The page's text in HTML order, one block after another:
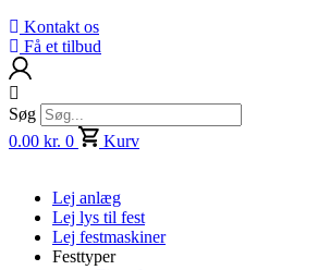
Kontakt os
Få et tilbud
Søg
0.00 kr. 0 Kurv
Lej anlæg
Lej lys til fest
Lej festmaskiner
Festtyper